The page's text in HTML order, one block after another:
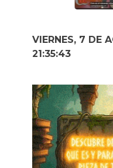
VIERNES, 7 DE
21:35:44